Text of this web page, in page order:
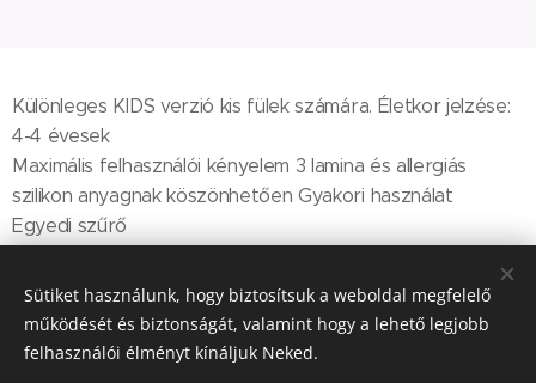
Különleges KIDS verzió kis fülek számára. Életkor jelzése:
4-4 évesek
Maximális felhasználói kényelem 3 lamina és allergiás
szilikon anyagnak köszönhetően Gyakori használat
Egyedi szűrő
CE és ANSI tanúsítvánnyal rendelkezik, és az EN 352-2 és
US E.P.A. előírások
SNR = 22dB, kattintson ide a csillapítás részleteiért
Sütiket használunk, hogy biztosítsuk a weboldal megfelelő
működését és biztonságát, valamint hogy a lehető legjobb
felhasználói élményt kínáljuk Neked.